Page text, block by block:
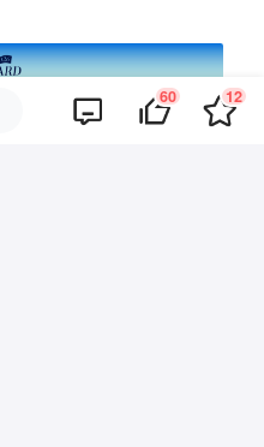
60 12